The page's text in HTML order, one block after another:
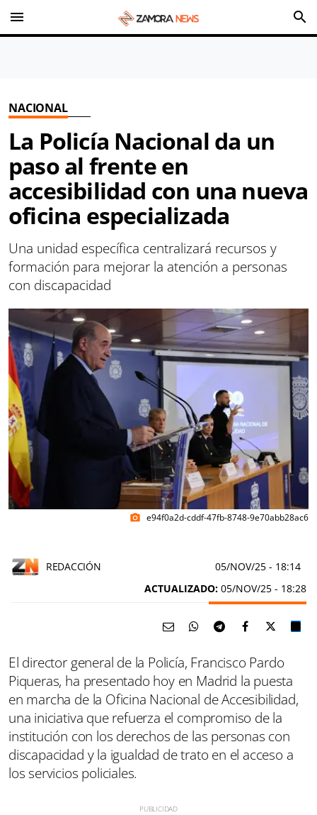
menu search
NACIONAL
La Policía Nacional da un
paso al frente en
accesibilidad con una nueva
oficina especializada
Una unidad específica centralizará recursos y
formación para mejorar la atención a personas
con discapacidad
photo_camera e94f0a2d-cddf-47fb-8748-9e70abb28ac6
REDACCIÓN 05/NOV/25 - 18:14
ACTUALIZADO: 05/NOV/25 - 18:28
El director general de la Policía, Francisco Pardo
Piqueras, ha presentado hoy en Madrid la puesta
en marcha de la Oficina Nacional de Accesibilidad,
una iniciativa que refuerza el compromiso de la
institución con los derechos de las personas con
discapacidad y la igualdad de trato en el acceso a
los servicios policiales.